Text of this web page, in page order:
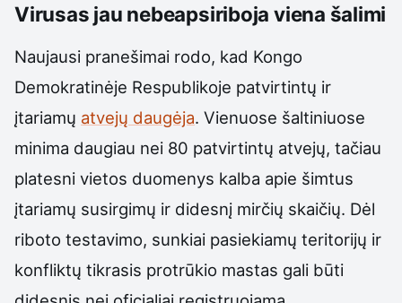
Virusas jau nebeapsiriboja viena šalimi
Naujausi pranešimai rodo, kad Kongo
Demokratinėje Respublikoje patvirtintų ir
įtariamų atvejų daugėja. Vienuose šaltiniuose
minima daugiau nei 80 patvirtintų atvejų, tačiau
platesni vietos duomenys kalba apie šimtus
įtariamų susirgimų ir didesnį mirčių skaičių. Dėl
riboto testavimo, sunkiai pasiekiamų teritorijų ir
konfliktų tikrasis protrūkio mastas gali būti